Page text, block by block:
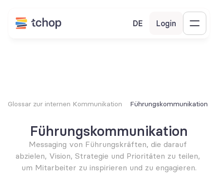
DE Login
Glossar zur internen Kommunikation Führungskommunikation
Führungskommunikation
Messaging von Führungskräften, die darauf
abzielen, Vision, Strategie und Prioritäten zu teilen,
um Mitarbeiter zu inspirieren und zu engagieren.